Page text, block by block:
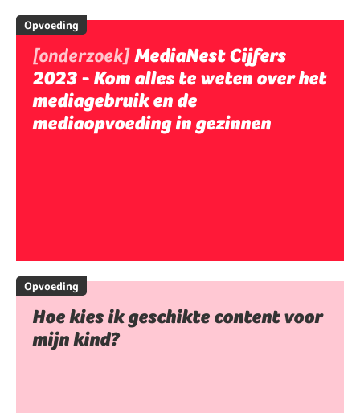
Opvoeding
[onderzoek]MediaNest Cijfers
2023 - Kom alles te weten over het
mediagebruik en de
mediaopvoeding in gezinnen
Opvoeding
Hoe kies ik geschikte content voor
mijn kind?